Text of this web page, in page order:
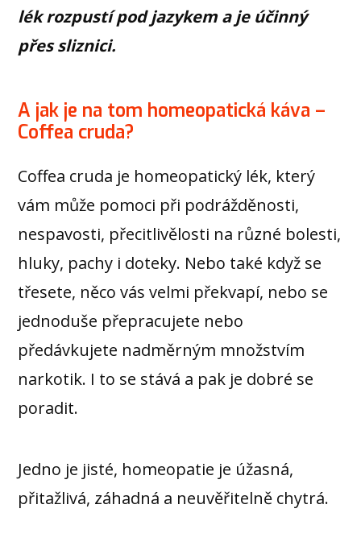
lék rozpustí pod jazykem a je účinný
přes sliznici.
A jak je na tom homeopatická káva –
Coffea cruda?
Coffea cruda je homeopatický lék, který
vám může pomoci při podrážděnosti,
nespavosti, přecitlivělosti na různé bolesti,
hluky, pachy i doteky. Nebo také když se
třesete, něco vás velmi překvapí, nebo se
jednoduše přepracujete nebo
předávkujete nadměrným množstvím
narkotik. I to se stává a pak je dobré se
poradit.
Jedno je jisté, homeopatie je úžasná,
přitažlivá, záhadná a neuvěřitelně chytrá.